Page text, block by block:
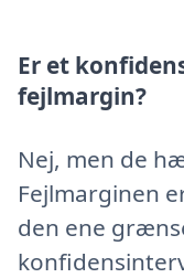
Er et
fejlmargin?
Nej, men de
Fejlmarginen
den ene